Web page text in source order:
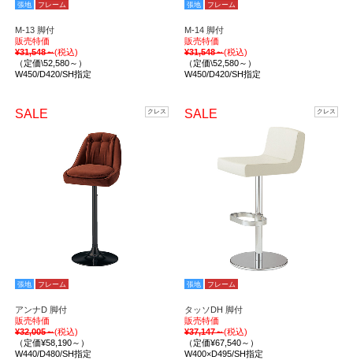
張地 フレーム
M-13 脚付
販売特価
¥31,548～(税込)
（定価\52,580～）
W450/D420/SH指定
張地 フレーム
M-14 脚付
販売特価
¥31,548～(税込)
（定価\52,580～）
W450/D420/SH指定
SALE クレス
張地 フレーム
アンナD 脚付
販売特価
¥32,005～(税込)
（定価¥58,190～）
W440/D480/SH指定
SALE クレス
張地 フレーム
タッソDH 脚付
販売特価
¥37,147～(税込)
（定価¥67,540～）
W400×D495/SH指定